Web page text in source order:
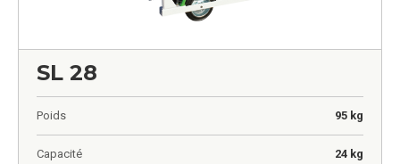
SL 28
Poids 95 kg
Capacité 24 kg